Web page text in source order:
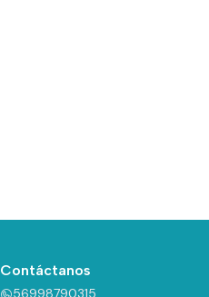
Contáctanos
56998790315